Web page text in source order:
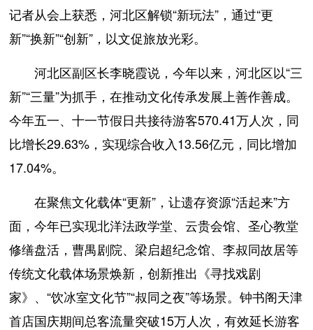
记者从会上获悉，河北区解锁“新玩法”，通过“更
新”“换新”“创新”，以文促旅放光彩。
河北区副区长李晓霞说，今年以来，河北区以“三
新”“三量”为抓手，在推动文化传承发展上善作善成。
今年五一、十一节假日共接待游客570.41万人次，同
比增长29.63%，实现综合收入13.56亿元，同比增加
17.04%。
在聚焦文化载体“更新”，让遗存资源“活起来”方
面，今年已实现北洋法政学堂、云贵会馆、圣心教堂
修缮盘活，曹禺剧院、梁启超纪念馆、李叔同故居等
传统文化载体场景焕新，创新推出《寻找戏剧
家》、“饮冰室文化节”“叔同之夜”等场景。钟书阁天津
首店国庆期间总客流量突破15万人次，有效延长游客